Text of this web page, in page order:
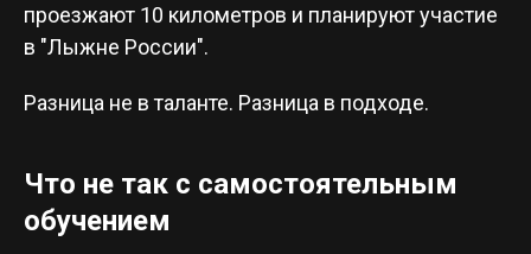
проезжают 10 километров и планируют участие
в "Лыжне России".
Разница не в таланте. Разница в подходе.
Что не так с самостоятельным
обучением